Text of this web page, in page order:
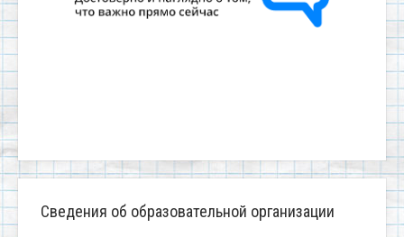
Сведения об образовательной организации